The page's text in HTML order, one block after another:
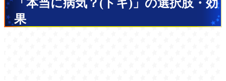
「本当に病気？(トキ)」の選択肢・効
果